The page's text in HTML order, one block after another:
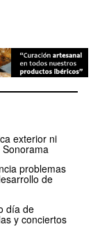
exterior ni
problemas
de
día de
y conciertos